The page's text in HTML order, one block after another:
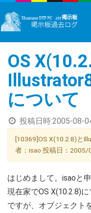
OS
について
投稿日時:2005-08-
[10369]OS X(10.2.8)と
者：isao 投稿日：2005/
はじめまして。isaoと申
現在家でOS X(10.2.8)
ですが、オブジェクト